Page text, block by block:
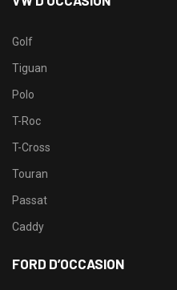
Golf
Tiguan
Polo
T-Roc
T-Cross
Touran
Passat
Caddy
FORD D’OCCASION